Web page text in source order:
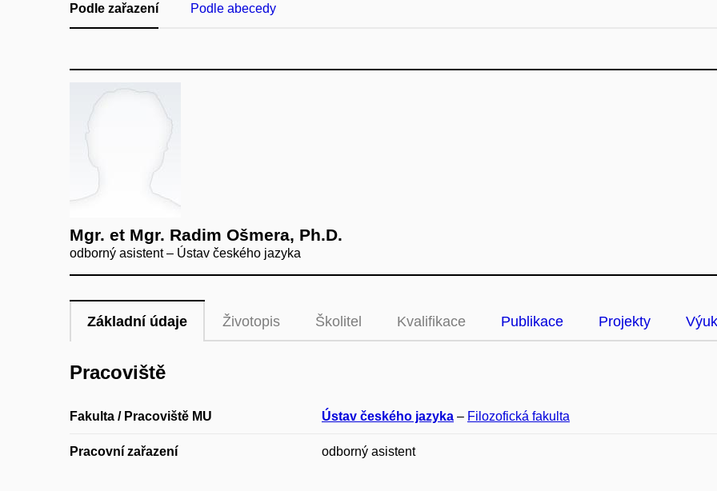
Podle zařazení Podle abecedy
Mgr. et Mgr. Radim Ošmera, Ph.D.
odborný asistent – Ústav českého jazyka
Základní údaje Životopis Školitel Kvalifikace Publikace Projekty
Pracoviště
Fakulta / Pracoviště MU Ústav českého jazyka – Filozofická fakulta
Pracovní zařazení odborný asistent